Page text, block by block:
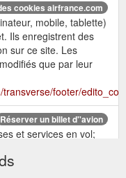
cookies airfrance.com
mobile, tablette)
Ils enregistrent des
sur ce site. Les
que par leur
footer/
Réserver un billet d''avion
et services en vol;